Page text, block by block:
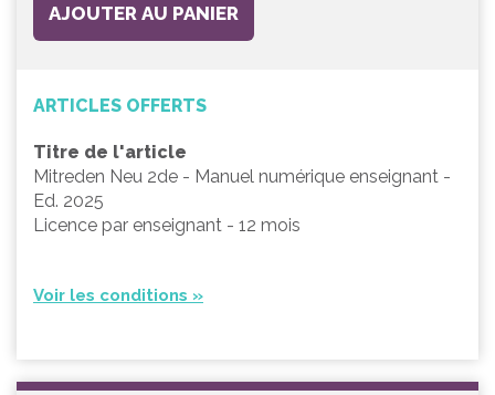
AJOUTER AU PANIER
ARTICLES OFFERTS
Titre de l'article
Mitreden Neu 2de - Manuel numérique enseignant -
Ed. 2025
Licence par enseignant - 12 mois
Voir les conditions »